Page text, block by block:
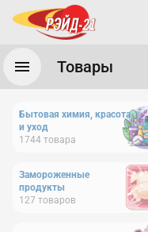
Товары
Бытовая химия, красота
и уход
1744 товара
Замороженные
продукты
127 товаров